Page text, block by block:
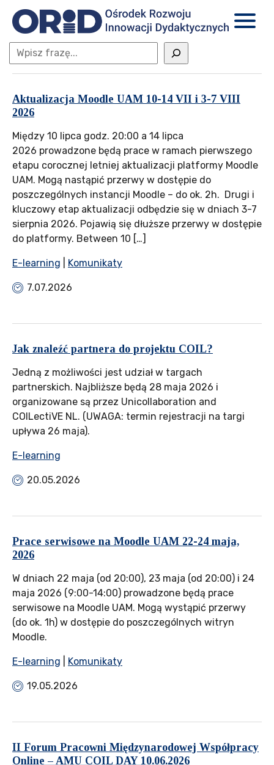
Aktualizacja Moodle UAM 10-14 VII i 3-7 VIII
2026
Między 10 lipca godz. 20:00 a 14 lipca
2026 prowadzone będą prace w ramach pierwszego
etapu corocznej letniej aktualizacji platformy Moodle
UAM. Mogą nastąpić przerwy w dostępie do
poszczególnych instancji Moodle – do ok. 2h. Drugi i
kluczowy etap aktualizacji odbędzie się w dniach 3-7
sierpnia 2026. Pojawią się dłuższe przerwy w dostępie
do platformy. Between 10 […]
E-learning Komunikaty
7.07.2026
Jak znaleźć partnera do projektu COIL?
Jedną z możliwości jest udział w targach
partnerskich. Najbliższe będą 28 maja 2026 i
organizowane są przez Unicollaboration and
COILectiVE NL. (UWAGA: termin rejestracji na targi
upływa 26 maja).
E-learning
20.05.2026
Prace serwisowe na Moodle UAM 22-24 maja,
2026
W dniach 22 maja (od 20:00), 23 maja (od 20:00) i 24
maja 2026 (9:00-14:00) prowadzone będą prace
serwisowe na Moodle UAM. Mogą wystąpić przerwy
(do ok. 1h) w dostępie do poszczególnych witryn
Moodle.
E-learning Komunikaty
19.05.2026
II Forum Pracowni Międzynarodowej Współpracy
Online – AMU COIL DAY 10.06.2026